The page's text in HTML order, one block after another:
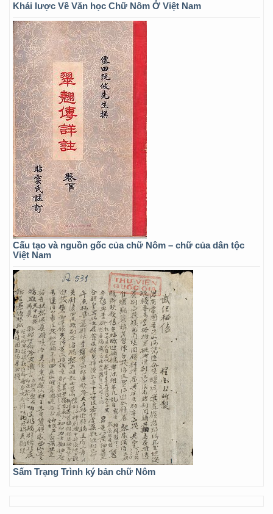
Khái lược Về Văn học Chữ Nôm Ở Việt Nam
Cấu tạo và nguồn gốc của chữ Nôm – chữ của dân tộc
Việt Nam
Sấm Trạng Trình ký bản chữ Nôm